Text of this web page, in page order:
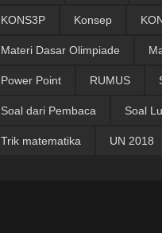
KONS3P Konsep
Materi Dasar Olimpiade
Power Point RUMUS
Soal dari Pembaca Soal
Trik matematika UN 2018